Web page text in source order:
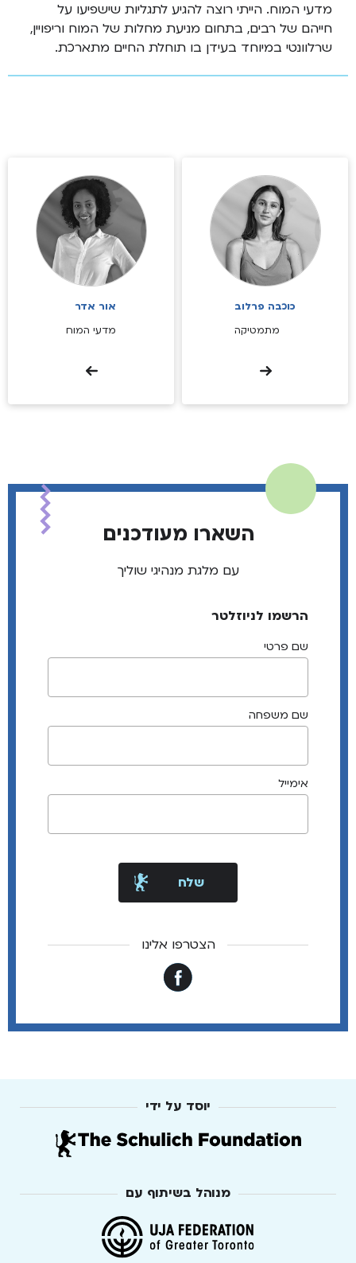
מדעי המוח. הייתי רוצה להגיע לתגליות שישפיעו על
חייהם של רבים, בתחום מניעת מחלות של המוח וריפויין,
שרלוונטי במיוחד בעידן בו תוחלת החיים מתארכת.
כוכבה פרלוב
מתמטיקה
אור אדר
מדעי המוח
השארו מעודכנים
עם מלגת מנהיגי שוליך
הרשמו לניוזלטר
שם פרטי
שם משפחה
אימייל
הצטרפו אלינו
יוסד על ידי
מנוהל בשיתוף עם